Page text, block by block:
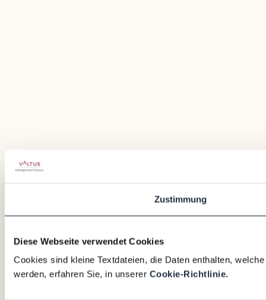
Zustimmung
Diese Webseite verwendet Cookies
Cookies sind kleine Textdateien, die Daten enthalten,
werden, erfahren Sie, in unserer Cookie-Richtlinie.